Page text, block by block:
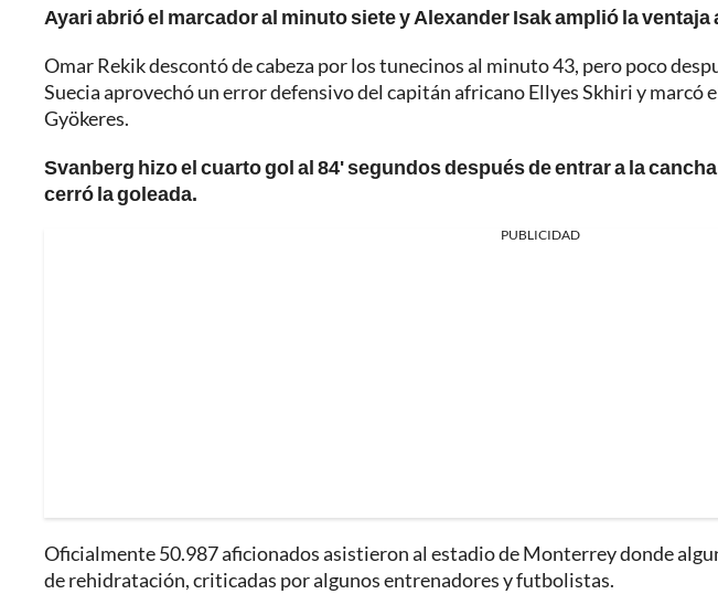
Ayari abrió el marcador al minuto siete y Alexander Isak amplió la ventaja
Omar Rekik descontó de cabeza por los tunecinos al minuto 43, pero poco
Suecia aprovechó un error defensivo del capitán africano Ellyes Skhiri y marcó
Gyökeres.
Svanberg hizo el cuarto gol al 84' segundos después de entrar a la
cerró la goleada.
PUBLICIDAD
Oficialmente 50.987 aficionados asistieron al estadio de Monterrey donde
de rehidratación, criticadas por algunos entrenadores y futbolistas.